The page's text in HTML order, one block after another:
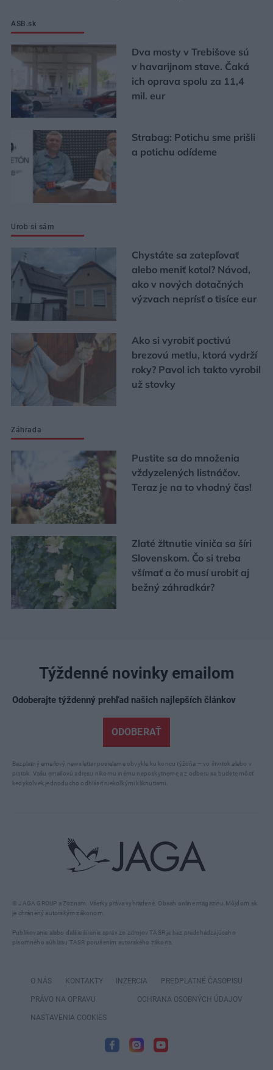
ASB.sk
Dva mosty v Trebišove sú
v havarijnom stave. Čaká
ich oprava spolu za 11,4
mil. eur
Strabag: Potichu sme prišli
a potichu odídeme
Urob si sám
Chystáte sa zatepľovať
alebo meniť kotol? Návod,
ako v nových dotačných
výzvach neprísť o tisíce eur
Ako si vyrobiť poctivú
brezovú metlu, ktorá vydrží
roky? Pavol ich takto vyrobil
už stovky
Záhrada
Pustite sa do množenia
vždyzelených listnáčov.
Teraz je na to vhodný čas!
Zlaté žltnutie viniča sa šíri
Slovenskom. Čo si treba
všímať a čo musí urobiť aj
bežný záhradkár?
© JAGA GROUP a Zoznam. Všetky práva vyhradené. Obsah online magazínu Môjdom.sk
je chránený autorským zákonom.
Publikovanie alebo ďalšie šírenie správ zo zdrojov TASR je bez predchádzajúceho
písomného súhlasu TASR porušením autorského zákona.
Týždenné novinky emailom
Odoberajte týždenný prehľad našich najlepších článkov
ODOBERAŤ
Bezplatný emailový newsletter posielame obvykle ku koncu týždňa – vo štvrtok alebo v
piatok. Vašu emailovú adresu nikomu inému neposkytneme a z odberu sa budete môcť
kedykoľvek jednoducho odhlásiť niekoľkými kliknutiami.
O NÁS KONTAKTY INZERCIA PREDPLATNÉ ČASOPISU
PRÁVO NA OPRAVU OCHRANA OSOBNÝCH ÚDAJOV
NASTAVENIA COOKIES